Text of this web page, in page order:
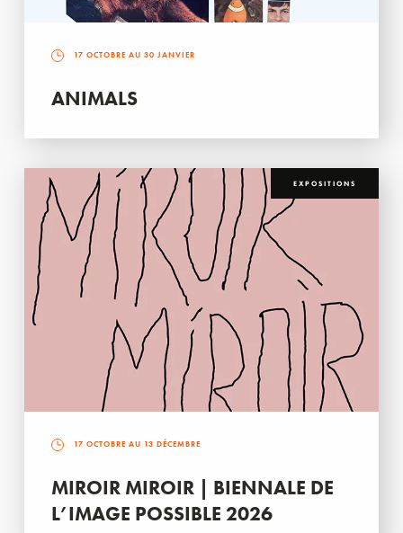
17 OCTOBRE AU 30 JANVIER
ANIMALS
EXPOSITIONS
17 OCTOBRE AU 13 DÉCEMBRE
MIROIR MIROIR | BIENNALE DE
L’IMAGE POSSIBLE 2026